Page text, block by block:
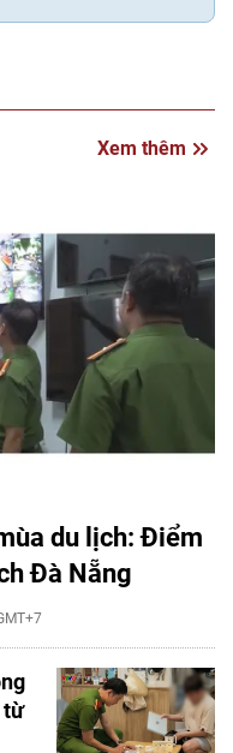
Xem thêm
du lịch: Điểm
Đà Nẵng
từ